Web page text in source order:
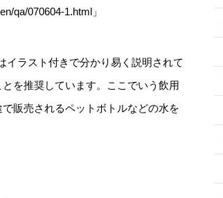
qa/070604-1.html」
ラスト付きで分かり易く説明されて
を推奨しています。ここでいう飲用
販売されるペットボトルなどの水を